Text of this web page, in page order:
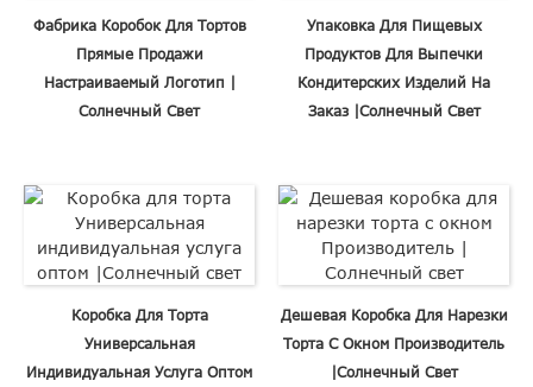
Фабрика Коробок Для Тортов
Прямые Продажи
Настраиваемый Логотип |
Солнечный Свет
Упаковка Для Пищевых
Продуктов Для Выпечки
Кондитерских Изделий На
Заказ |Солнечный Свет
Коробка Для Торта
Универсальная
Индивидуальная Услуга Оптом
Дешевая Коробка Для Нарезки
Торта С Окном Производитель
|Солнечный Свет